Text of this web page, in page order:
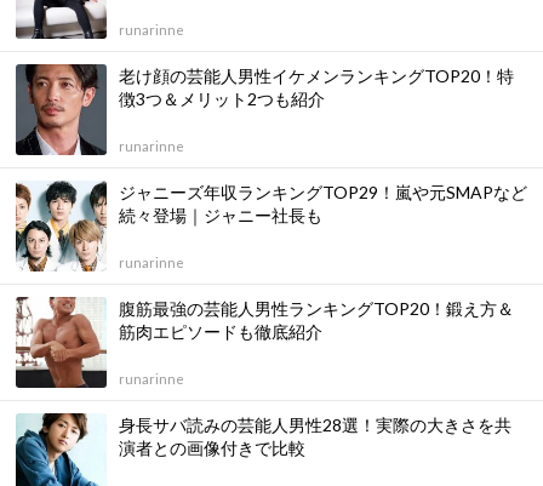
runarinne
老け顔の芸能人男性イケメンランキングTOP20！特
徴3つ＆メリット2つも紹介
runarinne
ジャニーズ年収ランキングTOP29！嵐や元SMAPなど
続々登場｜ジャニー社長も
runarinne
腹筋最強の芸能人男性ランキングTOP20！鍛え方＆
筋肉エピソードも徹底紹介
runarinne
身長サバ読みの芸能人男性28選！実際の大きさを共
演者との画像付きで比較